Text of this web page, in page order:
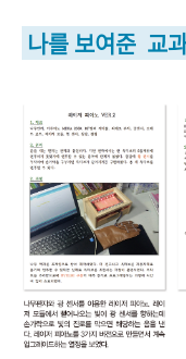
나를 보여준 교